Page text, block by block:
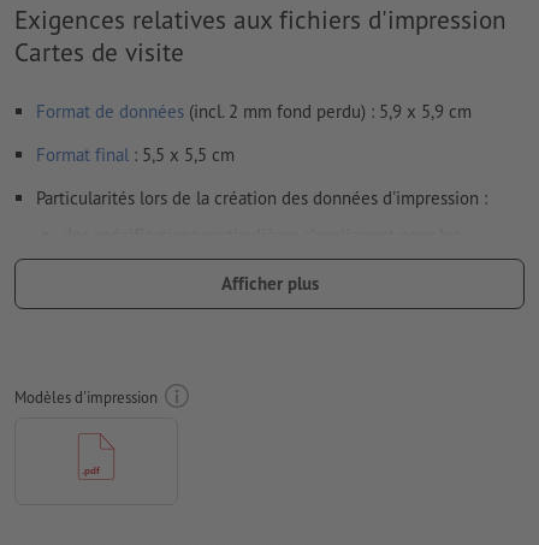
Exigences relatives aux fichiers d'impression
Cartes de visite
Format de données (incl. 2 mm fond perdu) : 5,9 x 5,9 cm
Format final : 5,5 x 5,5 cm
Particularités lors de la création des données d'impression :
finitions
nous vous montronsicicomment créer une finition partielle
afin que le motif n’apparaisse pas à l’envers dans le produit
d'impression fini, veuillez tenir compte du
dans les données d’impression
pour un résultat optimal, utilisez une police d’au moins 6 pt
Afficher plus
Modèles d'impression